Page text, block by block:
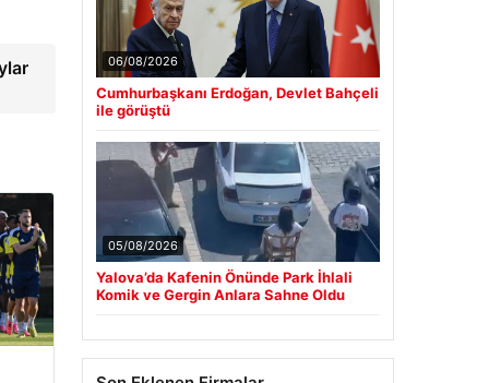
06/08/2026
Cumhurbaşkanı Erdoğan, Devlet Bahçeli
05/08/2026
Yalova’da Kafenin Önünde Park İhlali